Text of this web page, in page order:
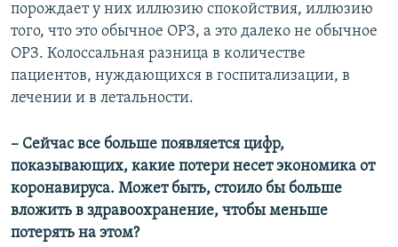
порождает у них иллюзию спокойствия, иллюзию
того, что это обычное ОРЗ, а это далеко не обычное
ОРЗ. Колоссальная разница в количестве
пациентов, нуждающихся в госпитализации, в
лечении и в летальности.
– Сейчас все больше появляется цифр,
показывающих, какие потери несет экономика от
коронавируса. Может быть, стоило бы больше
вложить в здравоохранение, чтобы меньше
потерять на этом?